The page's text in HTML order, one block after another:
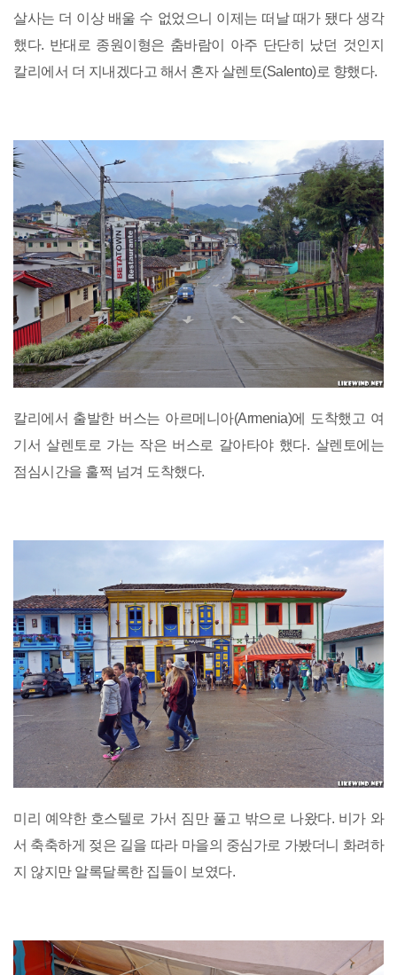
살사는 더 이상 배울 수 없었으니 이제는 떠날 때가 됐다 생각
했다. 반대로 종원이형은 춤바람이 아주 단단히 났던 것인지
칼리에서 더 지내겠다고 해서 혼자 살렌토(Salento)로 향했다.
칼리에서 출발한 버스는 아르메니아(Armenia)에 도착했고 여
기서 살렌토로 가는 작은 버스로 갈아타야 했다. 살렌토에는
점심시간을 훌쩍 넘겨 도착했다.
미리 예약한 호스텔로 가서 짐만 풀고 밖으로 나왔다. 비가 와
서 축축하게 젖은 길을 따라 마을의 중심가로 가봤더니 화려하
지 않지만 알록달록한 집들이 보였다.